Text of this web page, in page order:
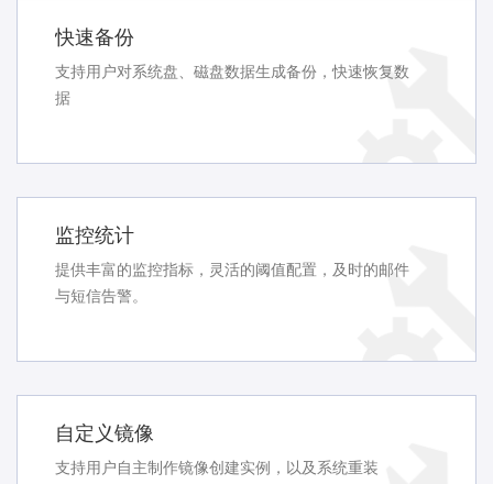
快速备份
支持用户对系统盘、磁盘数据生成备份，快速恢复数
据
监控统计
提供丰富的监控指标，灵活的阈值配置，及时的邮件
与短信告警。
自定义镜像
支持用户自主制作镜像创建实例，以及系统重装